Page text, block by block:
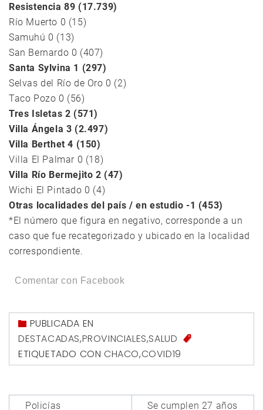
Resistencia 89 (17.739)
Río Muerto 0 (15)
Samuhú 0 (13)
San Bernardo 0 (407)
Santa Sylvina 1 (297)
Selvas del Río de Oro 0 (2)
Taco Pozo 0 (56)
Tres Isletas 2 (571)
Villa Ángela 3 (2.497)
Villa Berthet 4 (150)
Villa El Palmar 0 (18)
Villa Río Bermejito 2 (47)
Wichi El Pintado 0 (4)
Otras localidades del país / en estudio -1 (453)
*El número que figura en negativo, corresponde a un
caso que fue recategorizado y ubicado en la localidad
correspondiente.
Comentar con Facebook
PUBLICADA EN
DESTACADAS,PROVINCIALES,SALUD
ETIQUETADO CON CHACO,COVID19
Navegación
Policías
Se cumplen 27 años